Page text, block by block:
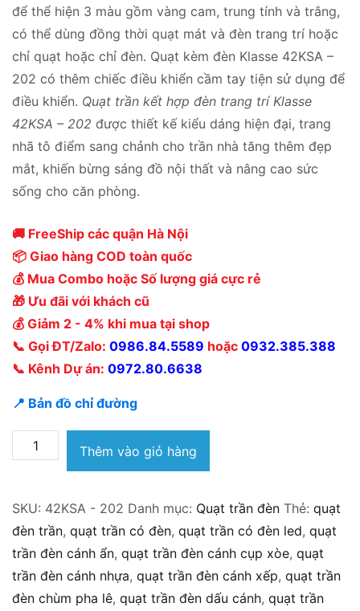
để thể hiện 3 màu gồm vàng cam, trung tính và trắng,
có thể dùng đồng thời quạt mát và đèn trang trí hoặc
chỉ quạt hoặc chỉ đèn. Quạt kèm đèn Klasse 42KSA –
202 có thêm chiếc điều khiển cầm tay tiện sử dụng để
điều khiển. Quạt trần kết hợp đèn trang trí Klasse
42KSA – 202 được thiết kế kiểu dáng hiện đại, trang
nhã tô điểm sang chảnh cho trần nhà tăng thêm đẹp
mắt, khiến bừng sáng đồ nội thất và nâng cao sức
sống cho căn phòng.
🚚 FreeShip các quận Hà Nội
📦 Giao hàng COD toàn quốc
💰 Mua Combo hoặc Số lượng giá cực rẻ
🎁 Ưu đãi với khách cũ
💰 Giảm 2 - 4% khi mua tại shop
📞 Gọi ĐT/Zalo: 0986.84.5589 hoặc 0932.385.388
📞 Kênh Dự án: 0972.80.6638
📍 Bản đồ chỉ đường
Quạt
trần
Klasse
42KSA
-
202
số
Thêm vào giỏ hàng
SKU: 42KSA - 202 Danh mục: Quạt trần đèn Thẻ: quạt
đèn trần, quạt trần có đèn, quạt trần có đèn led, quạt
trần đèn cánh ẩn, quạt trần đèn cánh cụp xòe, quạt
trần đèn cánh nhựa, quạt trần đèn cánh xếp, quạt trần
đèn chùm pha lê, quạt trần đèn dấu cánh, quạt trần